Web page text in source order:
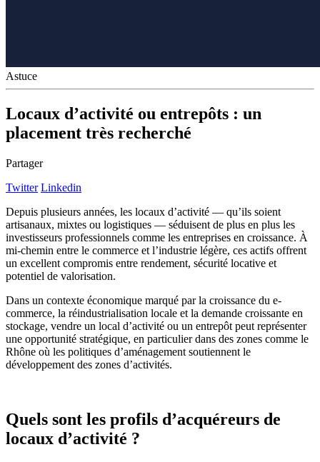
Astuce
Locaux d’activité ou entrepôts : un
placement très recherché
Partager
Twitter Linkedin
Depuis plusieurs années, les locaux d’activité — qu’ils soient
artisanaux, mixtes ou logistiques — séduisent de plus en plus les
investisseurs professionnels comme les entreprises en croissance. À
mi-chemin entre le commerce et l’industrie légère, ces actifs offrent
un excellent compromis entre rendement, sécurité locative et
potentiel de valorisation.
Dans un contexte économique marqué par la croissance du e-
commerce, la réindustrialisation locale et la demande croissante en
stockage, vendre un local d’activité ou un entrepôt peut représenter
une opportunité stratégique, en particulier dans des zones comme le
Rhône où les politiques d’aménagement soutiennent le
développement des zones d’activités.
Quels sont les profils d’acquéreurs de
locaux d’activité ?